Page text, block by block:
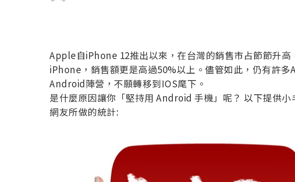
Apple自iPhone 12推出以來，在台灣的銷售市占節節升
iPhone，銷售額更是高過50%以上。儘管如此，仍有許
Android陣營，不願轉移到IOS麾下。
是什麼原因讓你「堅持用 Android 手機」呢？ 以下提供小
網友所做的統計: